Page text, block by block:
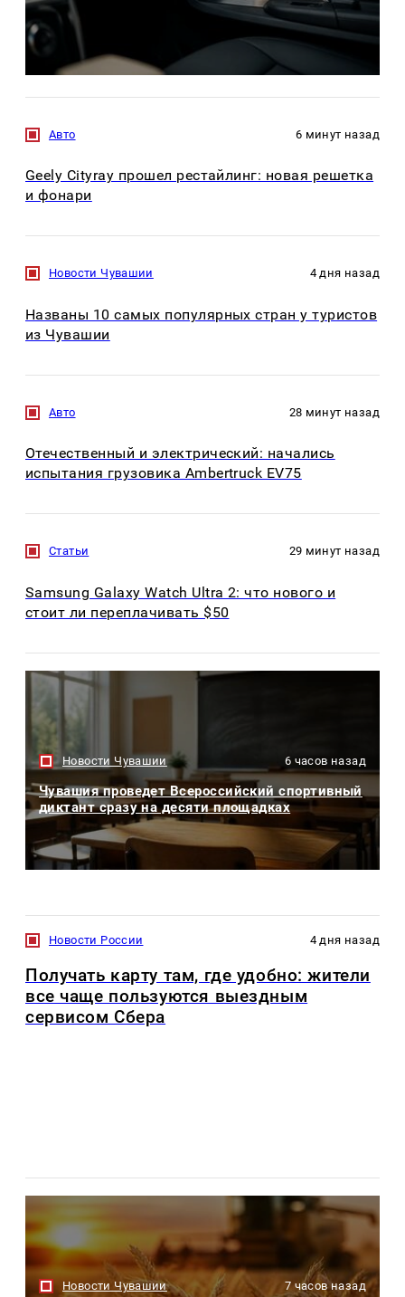
Авто 6 минут назад
Geely Cityray прошел рестайлинг: новая решетка
и фонари
Новости Чувашии 4 дня назад
Названы 10 самых популярных стран у туристов
из Чувашии
Авто 28 минут назад
Отечественный и электрический: начались
испытания грузовика Ambertruck EV75
Статьи 29 минут назад
Samsung Galaxy Watch Ultra 2: что нового и
стоит ли переплачивать $50
Новости Чувашии 6 часов назад
Чувашия проведет Всероссийский спортивный
диктант сразу на десяти площадках
Новости России 4 дня назад
Получать карту там, где удобно: жители
все чаще пользуются выездным
сервисом Сбера
Новости Чувашии 7 часов назад